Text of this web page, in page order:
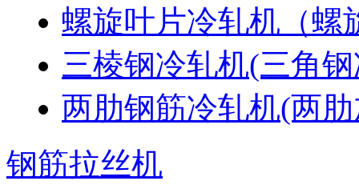
螺旋叶片冷轧机（螺
三棱钢冷轧机(三角
两肋钢筋冷轧机(两
钢筋拉丝机